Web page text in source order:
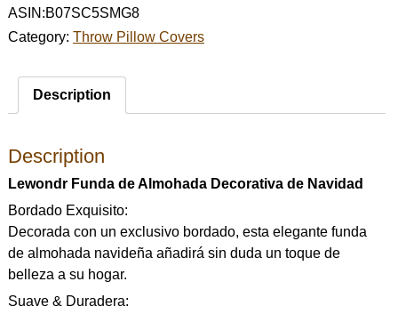
ASIN:B07SC5SMG8
Category: Throw Pillow Covers
Description
Description
Lewondr Funda de Almohada Decorativa de Navidad
Bordado Exquisito:
Decorada con un exclusivo bordado, esta elegante funda
de almohada navideña añadirá sin duda un toque de
belleza a su hogar.
Suave & Duradera: